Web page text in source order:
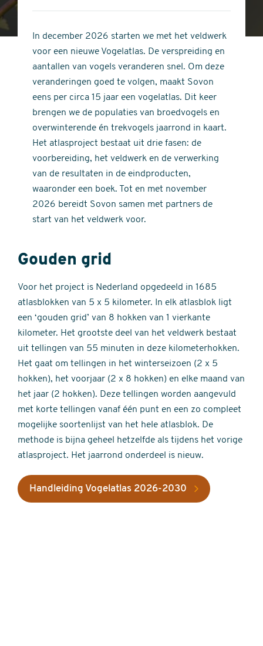
stars
of
stars
In december 2026 starten we met het veldwerk
voor een nieuwe Vogelatlas. De verspreiding en
aantallen van vogels veranderen snel. Om deze
veranderingen goed te volgen, maakt Sovon
eens per circa 15 jaar een vogelatlas. Dit keer
brengen we de populaties van broedvogels en
overwinterende én trekvogels jaarrond in kaart.
Het atlasproject bestaat uit drie fasen: de
voorbereiding, het veldwerk en de verwerking
van de resultaten in de eindproducten,
waaronder een boek. Tot en met november
2026 bereidt Sovon samen met partners de
start van het veldwerk voor.
Gouden grid
Voor het project is Nederland opgedeeld in 1685
atlasblokken van 5 x 5 kilometer. In elk atlasblok ligt
een ‘gouden grid’ van 8 hokken van 1 vierkante
kilometer. Het grootste deel van het veldwerk bestaat
uit tellingen van 55 minuten in deze kilometerhokken.
Het gaat om tellingen in het winterseizoen (2 x 5
hokken), het voorjaar (2 x 8 hokken) en elke maand van
het jaar (2 hokken). Deze tellingen worden aangevuld
met korte tellingen vanaf één punt en een zo compleet
mogelijke soortenlijst van het hele atlasblok. De
methode is bijna geheel hetzelfde als tijdens het vorige
atlasproject. Het jaarrond onderdeel is nieuw.
Handleiding Vogelatlas 2026-2030